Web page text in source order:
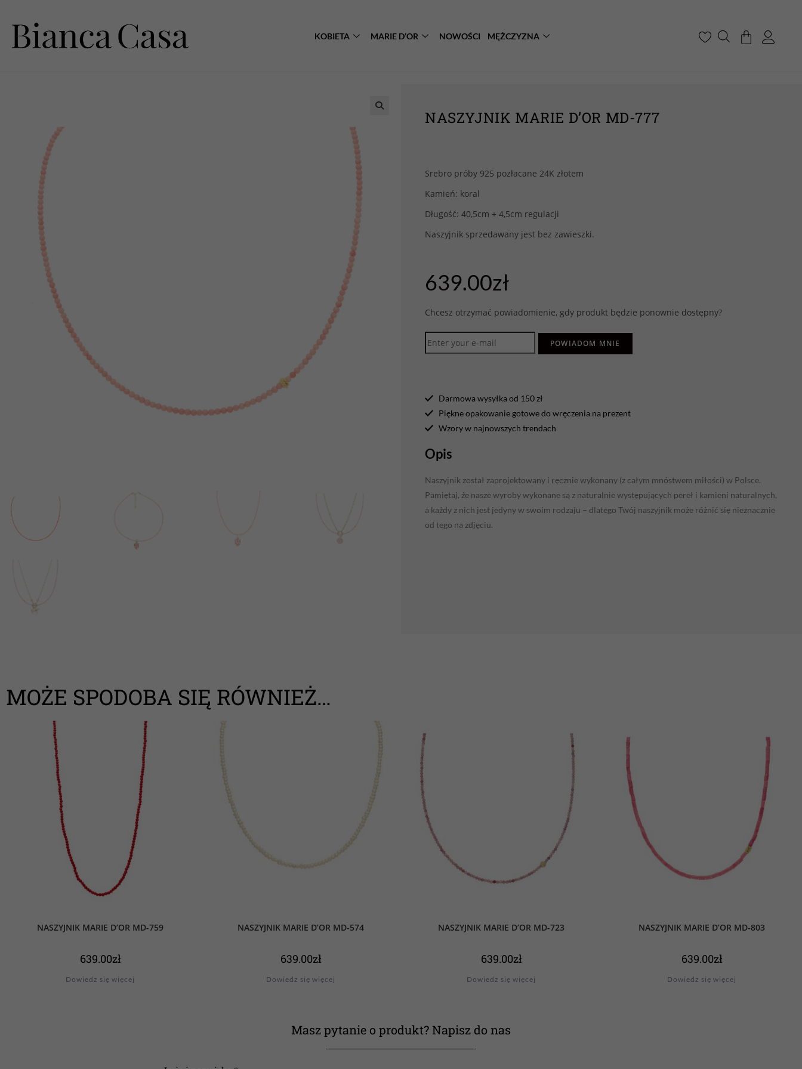
KOBIETA MARIE D’OR NOWOŚCI MĘŻCZYZNA
NASZYJNIK MARIE D’OR MD-777
Srebro próby 925 pozłacane 24K złotem
Kamień: koral
Długość: 40,5cm + 4,5cm regulacji
Naszyjnik sprzedawany jest bez zawieszki.
639.00zł
Chcesz otrzymać powiadomienie, gdy produkt będzie ponownie dostępny?
POWIADOM MNIE
Darmowa wysyłka od 150 zł
Piękne opakowanie gotowe do wręczenia na prezent
Wzory w najnowszych trendach
Opis
Naszyjnik został zaprojektowany i ręcznie wykonany (z całym mnóstwem miłości) w Polsce.
Pamiętaj, że nasze wyroby wykonane są z naturalnie występujących pereł i kamieni naturalnych,
a każdy z nich jest jedyny w swoim rodzaju – dlatego Twój naszyjnik może różnić się nieznacznie
od tego na zdjęciu.
MOŻE SPODOBA SIĘ RÓWNIEŻ…
NASZYJNIK MARIE D’OR MD-759
639.00zł
Dowiedz się więcej
NASZYJNIK MARIE D’OR MD-574
639.00zł
Dowiedz się więcej
NASZYJNIK MARIE D’OR MD-723
639.00zł
Dowiedz się więcej
NASZYJNIK MARIE D’OR MD-803
639.00zł
Dowiedz się więcej
Masz pytanie o produkt? Napisz do nas